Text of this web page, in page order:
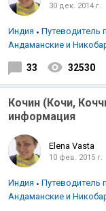
30 дек. 2014 г.
Индия Путеводитель
Андаманские и
33 32530
Кочин (Кочи,
информация
Elena Vasta
10 фев. 2015 г.
Индия Путеводитель
Андаманские и